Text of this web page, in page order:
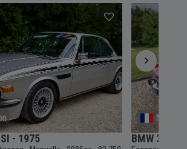
- 1975
Nantes
BMW 3.0